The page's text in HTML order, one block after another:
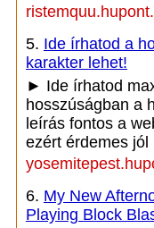
5. Ide írhatod a
karakter lehet!
► Ide írhatod
hosszúságban a
leírás fontos a
ezért érdemes jól
6. My New
Playing Block